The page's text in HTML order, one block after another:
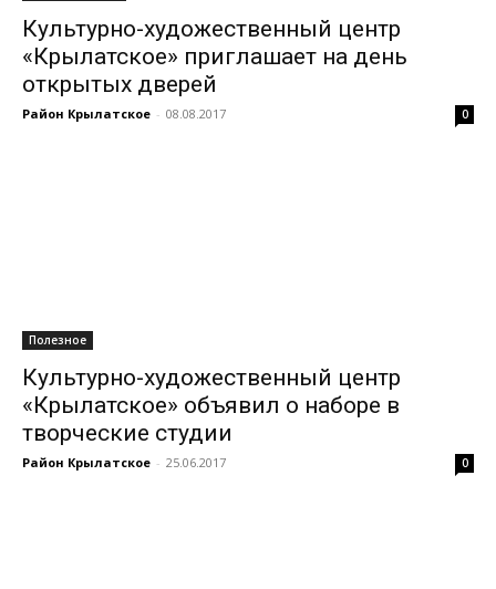
Культурно-художественный центр
«Крылатское» приглашает на день
открытых дверей
Район Крылатское - 08.08.2017 0
Полезное
Культурно-художественный центр
«Крылатское» объявил о наборе в
творческие студии
Район Крылатское - 25.06.2017 0